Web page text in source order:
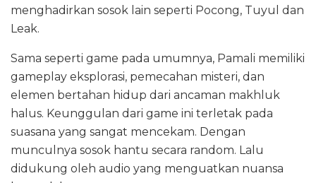
menghadirkan sosok lain seperti Pocong, Tuyul dan
Leak.
Sama seperti game pada umumnya, Pamali memiliki
gameplay eksplorasi, pemecahan misteri, dan
elemen bertahan hidup dari ancaman makhluk
halus. Keunggulan dari game ini terletak pada
suasana yang sangat mencekam. Dengan
munculnya sosok hantu secara random. Lalu
didukung oleh audio yang menguatkan nuansa